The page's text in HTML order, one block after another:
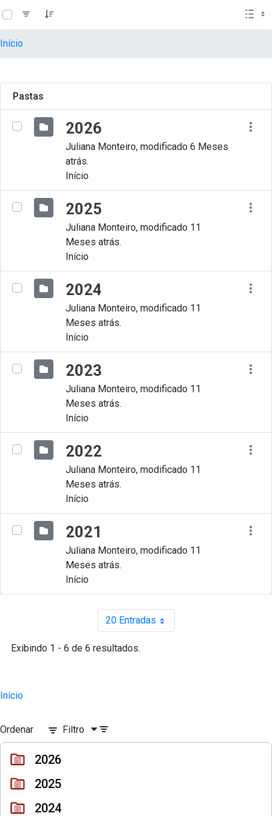
Pular para o Conteúdo principal
teste descricao
Início
Pastas
2026
Juliana Monteiro, modificado 6 Meses
atrás.
Início
2025
Juliana Monteiro, modificado 11
Meses atrás.
Início
2024
Juliana Monteiro, modificado 11
Meses atrás.
Início
2023
Juliana Monteiro, modificado 11
Meses atrás.
Início
2022
Juliana Monteiro, modificado 11
Meses atrás.
Início
2021
Juliana Monteiro, modificado 11
Meses atrás.
Início
20 EntradasPor página
Exibindo 1 - 6 de 6 resultados.
Início
Ordenar Filtro
2026
2025
2024